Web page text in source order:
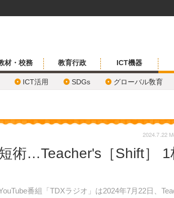
材・校務 教育行政 ICT機器
ICT活用 SDGs グローバル敎育
術…Teacher's［Shift］ 1
番組「TDXラジオ」は2024年7月22日、
2024.7.22